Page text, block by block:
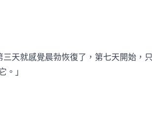
天就感覺晨勃恢復了，第七天開始，
。」